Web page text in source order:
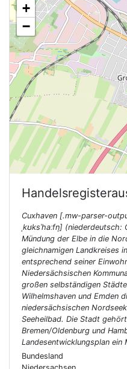
+
−
Cuxhaven [.mw-parser-
ˌkʊksˈhaːfn̩]
Mündung der Elbe in die
gleichnamigen Landkreises
entsprechend seiner
Niedersächsischen
großen selbständigen
Wilhelmshaven und Emden
niedersächsischen
Seeheilbad. Die Stadt
Bremen/Oldenburg und
Landesentwicklungsplan ein
Bundesland